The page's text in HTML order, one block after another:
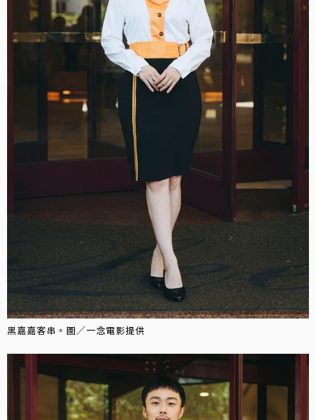
黑嘉嘉客串。圖／一念電影提供